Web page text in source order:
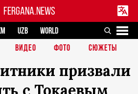
FERGANA.NEWS
UZB
WORLD
ВИДЕО ФОТО СЮЖЕТЫ
призвали
с Токаевым